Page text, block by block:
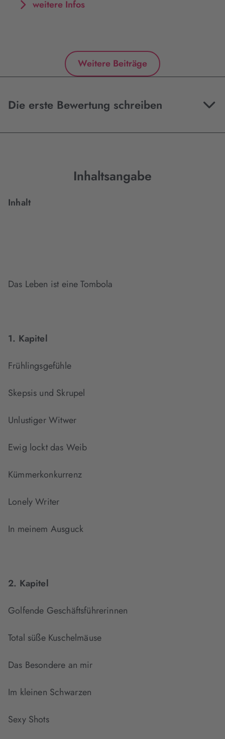
weitere Infos
Weitere Beiträge
Die erste Bewertung schreiben
Inhaltsangabe
Inhalt
Das Leben ist eine Tombola
1. Kapitel
Frühlingsgefühle
Skepsis und Skrupel
Unlustiger Witwer
Ewig lockt das Weib
Kümmerkonkurrenz
Lonely Writer
In meinem Ausguck
2. Kapitel
Golfende Geschäftsführerinnen
Total süße Kuschelmäuse
Das Besondere an mir
Im kleinen Schwarzen
Sexy Shots